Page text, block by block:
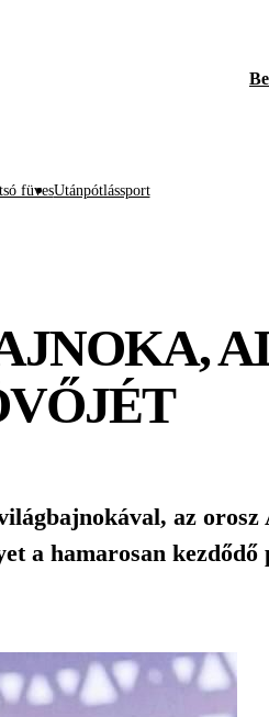
füvesUtánpótlássport
az
a hamarosan